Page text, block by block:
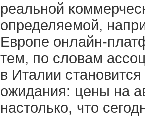
реальной
определяемой,
Европе онлайн-
тем, по словам
в Италии
ожидания: цены на
настолько, что